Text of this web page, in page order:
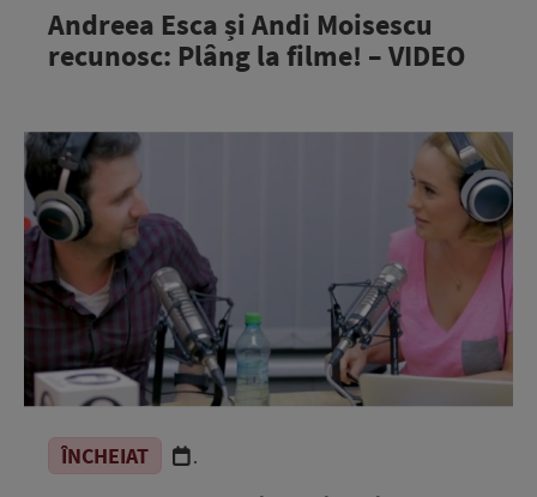
Andreea Esca și Andi Moisescu
recunosc: Plâng la filme! – VIDEO
ÎNCHEIAT .